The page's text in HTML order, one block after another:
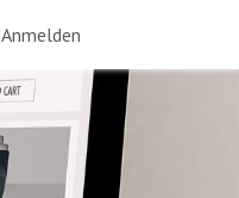
Anmelden